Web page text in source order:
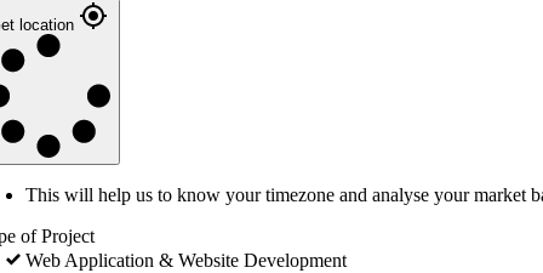
location
This will help us to know your timezone and analyse your market
of Project
Web Application & Website Development